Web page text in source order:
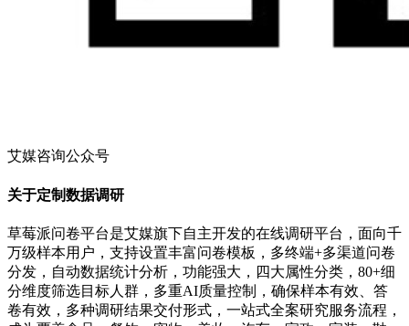
艾媒咨询公众号
关于定制数据调研
草莓派问卷平台是艾媒旗下自主开发的在线调研平台，面向千
万级样本用户，支持设置丰富问卷模板，多终端+多渠道问卷
分发，自动数据统计分析，功能强大，四大属性分类，80+细
分维度筛选目标人群，多重AI质量控制，确保样本有效、答
卷有效，多种调研结果交付形式，一站式全案研究服务流程，